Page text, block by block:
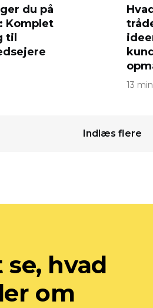
du på
Komplet
til
13
Indlæs flere
hvad
om